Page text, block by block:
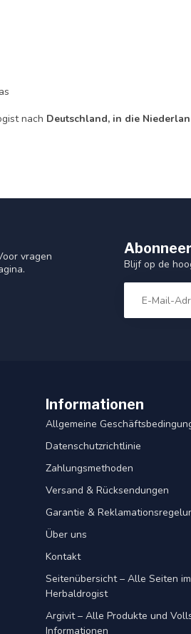
nach Deutschland, in die
vragen
Blijf op de
Informationen
Allgemeine
Datenschutzrichtlinie
Zahlungsmethoden
Versand & Rücksendungen
Garantie &
Über uns
Kontakt
Seitenübersicht – Alle Seiten
Herbaldrogist
Argivit – Alle Produkte und
Informationen